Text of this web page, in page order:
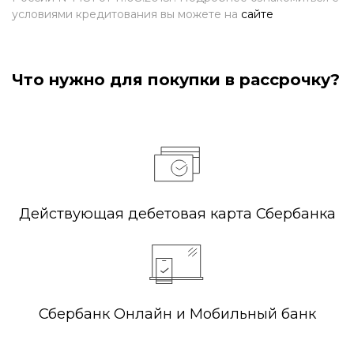
условиями кредитования вы можете на сайте
Что нужно для покупки в рассрочку?
Действующая дебетовая карта Сбербанка
Сбербанк Онлайн и Мобильный банк